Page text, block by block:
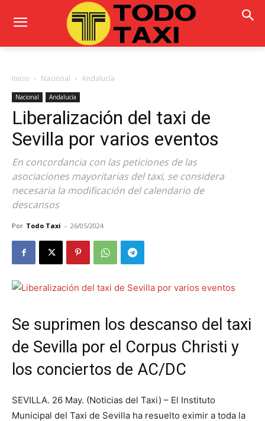
Inicio Nacional Andalucía
Nacional Andalucía
Liberalización del taxi de
Sevilla por varios eventos
En concordancia con las peticiones de las
asociaciones mayoritarias del taxi, se considera
necesaria la modificación del calendario de
descansos
Por Todo Taxi - 26/05/2024
Se suprimen los descanso del taxi
de Sevilla por el Corpus Christi y
los conciertos de AC/DC
SEVILLA. 26 May. (Noticias del Taxi) – El Instituto
Municipal del Taxi de Sevilla ha resuelto eximir a toda la